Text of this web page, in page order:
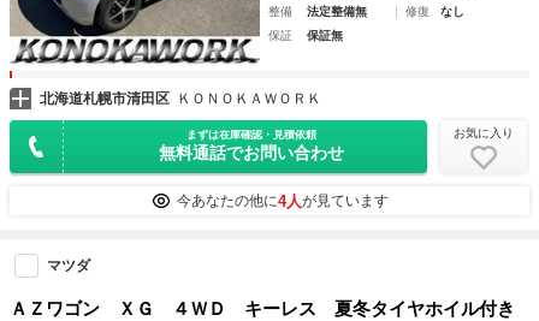
整備
法定整備無 修復
なし
保証
保証無
北海道札幌市清田区 ＫＯＮＯＫＡＷＯＲＫ
まずは在庫確認・見積依頼
無料通話でお問い合わせ
お気に入り
今あなたの他に4人が見ています
マツダ
ＡＺワゴン ＸＧ ４ＷＤ キーレス 夏冬タイヤホイル付き